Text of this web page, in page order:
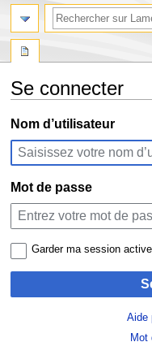
Se connecter
Aller
navigation
Aller
recherche
Nom d’utilisateur
Mot de passe
Garder ma session active
Aide
Mot
rechercher